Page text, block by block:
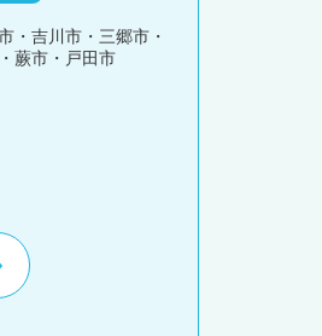
・吉川市・三郷市・
蕨市・戸田市